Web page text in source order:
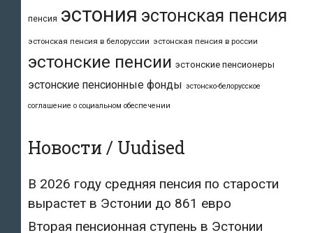
пенсия эстония эстонская пенсия
эстонская пенсия в белоруссии эстонская пенсия в россии
эстонские пенсии эстонские пенсионеры
эстонские пенсионные фонды эстонско-белорусское
соглашение о социальном обеспечении
Новости / Uudised
В 2026 году средняя пенсия по старости
вырастет в Эстонии до 861 евро
Вторая пенсионная ступень в Эстонии